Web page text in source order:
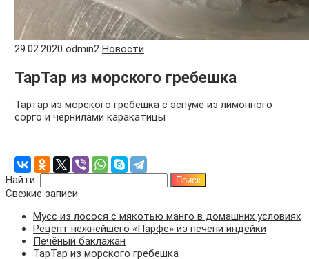
29.02.2020 odmin2 Новости
ТарТар из морского гребешка
Тартар из морского гребешка с эспуме из лимонного
сорго и чернилами каракатицы
Найти:
Свежие записи
Мусс из лосося с мякотью манго в домашних условиях
Рецепт нежнейшего «Парфе» из печени индейки
Печёный баклажан
ТарТар из морского гребешка